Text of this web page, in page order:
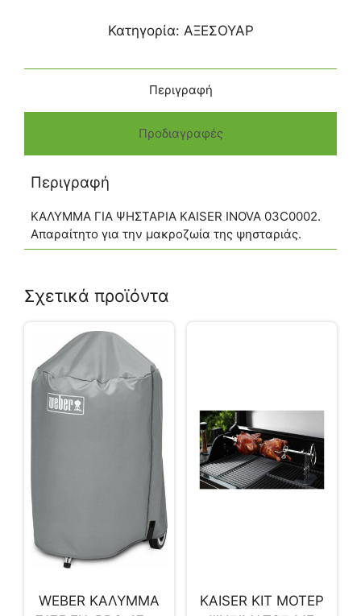
Κατηγορία: ΑΞΕΣΟΥΑΡ
Περιγραφή
Προδιαγραφές
Περιγραφή
ΚΑΛΥΜΜΑ ΓΙΑ ΨΗΣΤΑΡΙΑ KAISER INOVA 03C0002.
Απαραίτητο για την μακροζωία της ψησταριάς.
Σχετικά προϊόντα
WEBER ΚΑΛΥΜΜΑ
KAISER KIT ΜΟΤΕΡ